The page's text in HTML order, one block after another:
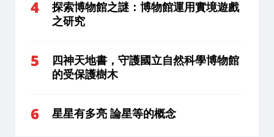
探索博物館之謎：博物館運用實境遊戲
之研究
四神天地書，守護國立自然科學博物館
的受保護樹木
星星有多亮 論星等的概念